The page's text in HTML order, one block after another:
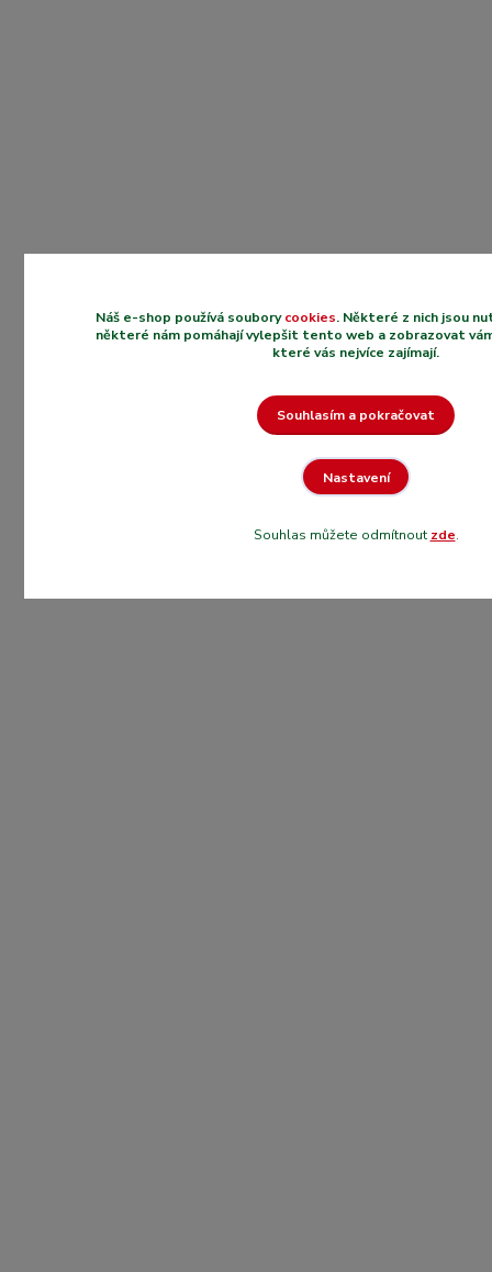
Náš e-shop používá souborycookies. Některé z nich jsou
některé nám pomáhají vylepšit tento web a zobrazovat
které vás nejvíce zajímají.
Nastavení
Souhlasím a pokračovat
Souhlas můžete odmítnout zde.